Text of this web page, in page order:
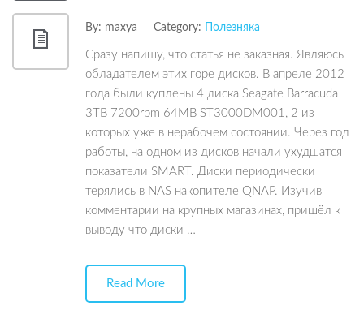
By: maxya Category: Полезняка
Сразу напишу, что статья не заказная. Являюсь
обладателем этих горе дисков. В апреле 2012
года были куплены 4 диска Seagate Barracuda
3TB 7200rpm 64MB ST3000DM001, 2 из
которых уже в нерабочем состоянии. Через год
работы, на одном из дисков начали ухудшатся
показатели SMART. Диски периодически
терялись в NAS накопителе QNAP. Изучив
комментарии на крупных магазинах, пришёл к
выводу что диски …
Read More